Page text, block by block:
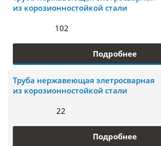
из корозионностойкой стали
102
Подробнее
Труба нержавеющая элетросварная
из корозионностойкой стали
22
Подробнее